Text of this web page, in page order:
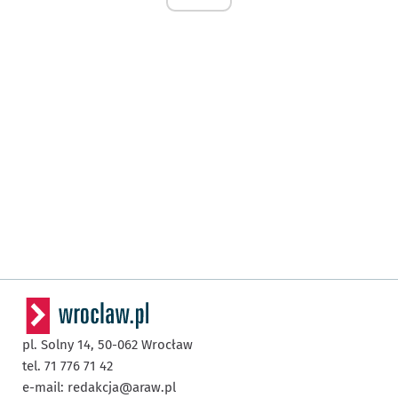
pl. Solny 14, 50-062 Wrocław
tel. 71 776 71 42
e-mail: redakcja@araw.pl